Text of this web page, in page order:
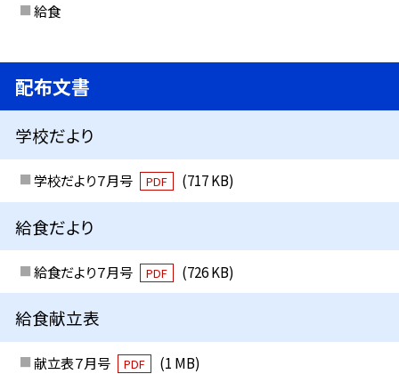
給食
配布文書
学校だより
学校だより７月号 PDF (717 KB)
給食だより
給食だより７月号 PDF (726 KB)
給食献立表
献立表７月号 PDF (1 MB)